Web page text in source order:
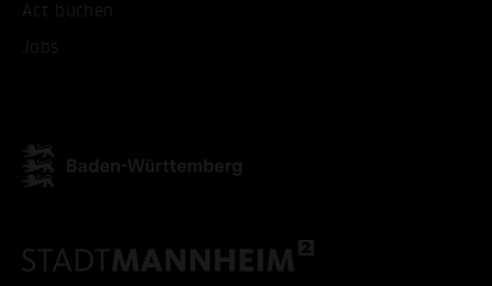
Act buchen
Jobs